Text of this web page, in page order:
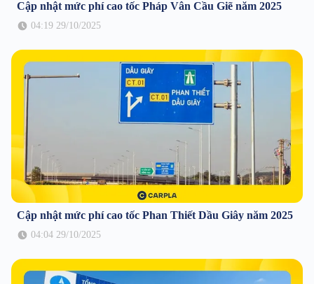
Cập nhật mức phí cao tốc Pháp Vân Cầu Giẽ năm 2025
04:19 29/10/2025
Cập nhật mức phí cao tốc Phan Thiết Dầu Giây năm 2025
04:04 29/10/2025